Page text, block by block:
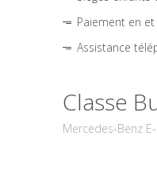
Paiement en
Assistance
Classe
Mercedes-Benz